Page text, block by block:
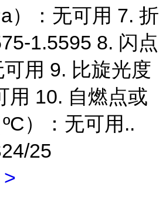
）：无可用 7. 折
1.5595 8. 闪点
可用 9. 比旋光度
用 10. 自燃点或
）：无可用..
25